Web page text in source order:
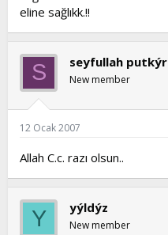
eline sağlıkk.!!
S seyfullah
New member
12 Ocak 2007
Allah C.c. razı olsun..
Y yýldýz
New member